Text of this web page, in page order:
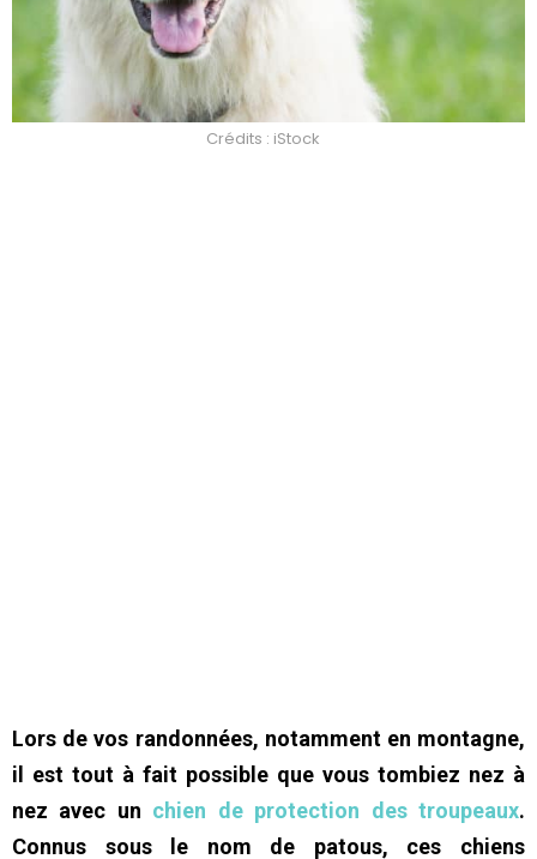
Crédits : iStock
Lors de vos randonnées, notamment en montagne,
il est tout à fait possible que vous tombiez nez à
nez avec un chien de protection des troupeaux.
Connus sous le nom de patous, ces chiens